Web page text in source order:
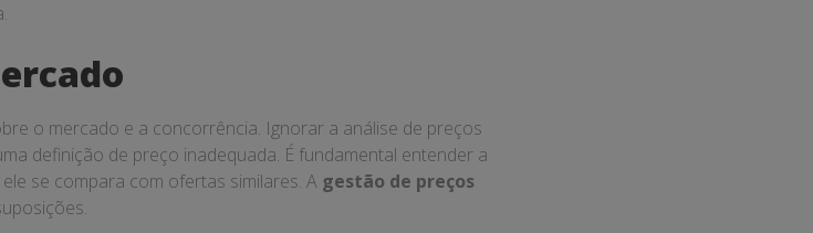
o mercado e a concorrência. Ignorar a análise de preços
definição de preço inadequada. É fundamental entender a
se compara com ofertas similares. A gestão de preços